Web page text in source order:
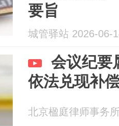
要旨
城管驿站 2026-06-
会议纪要
依法兑现补
北京楹庭律师事务